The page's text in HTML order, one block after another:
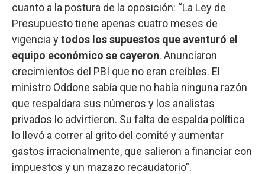
cuanto a la postura de la oposición: “La Ley de
Presupuesto tiene apenas cuatro meses de
vigencia ytodos los supuestos que aventuró el
equipo económico se cayeron. Anunciaron
crecimientos del PBI que no eran creíbles. El
ministro Oddone sabía que no había ninguna razón
que respaldara sus números y los analistas
privados lo advirtieron. Su falta de espalda política
lo llevó a correr al grito del comité y aumentar
gastos irracionalmente, que salieron a financiar con
impuestos y un mazazo recaudatorio”.